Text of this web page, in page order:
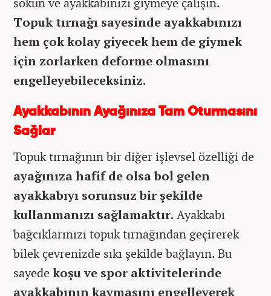
Topuk tırnağı sayesinde ayakkabınızı
hem çok kolay giyecek hem de giymek
için zorlarken deforme olmasını
engelleyebileceksiniz.
Ayakkabının Ayağınıza Tam Oturmasını
Sağlar
Topuk tırnağının bir diğer işlevsel özelliği de
ayağınıza hafif de olsa bol gelen
ayakkabıyı sorunsuz bir şekilde
kullanmanızı sağlamaktır. Ayakkabı
bağcıklarınızı topuk tırnağından geçirerek
bilek çevrenizde sıkı şekilde bağlayın. Bu
sayede koşu ve spor aktivitelerinde
ayakkabının kaymasını engelleyerek